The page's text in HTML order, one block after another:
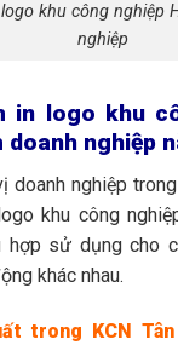
khu công nghiệp
nghiệp
in logo khu
doanh nghiệp
doanh nghiệp
khu công
hợp sử dụng cho
khác nhau.
trong KCN